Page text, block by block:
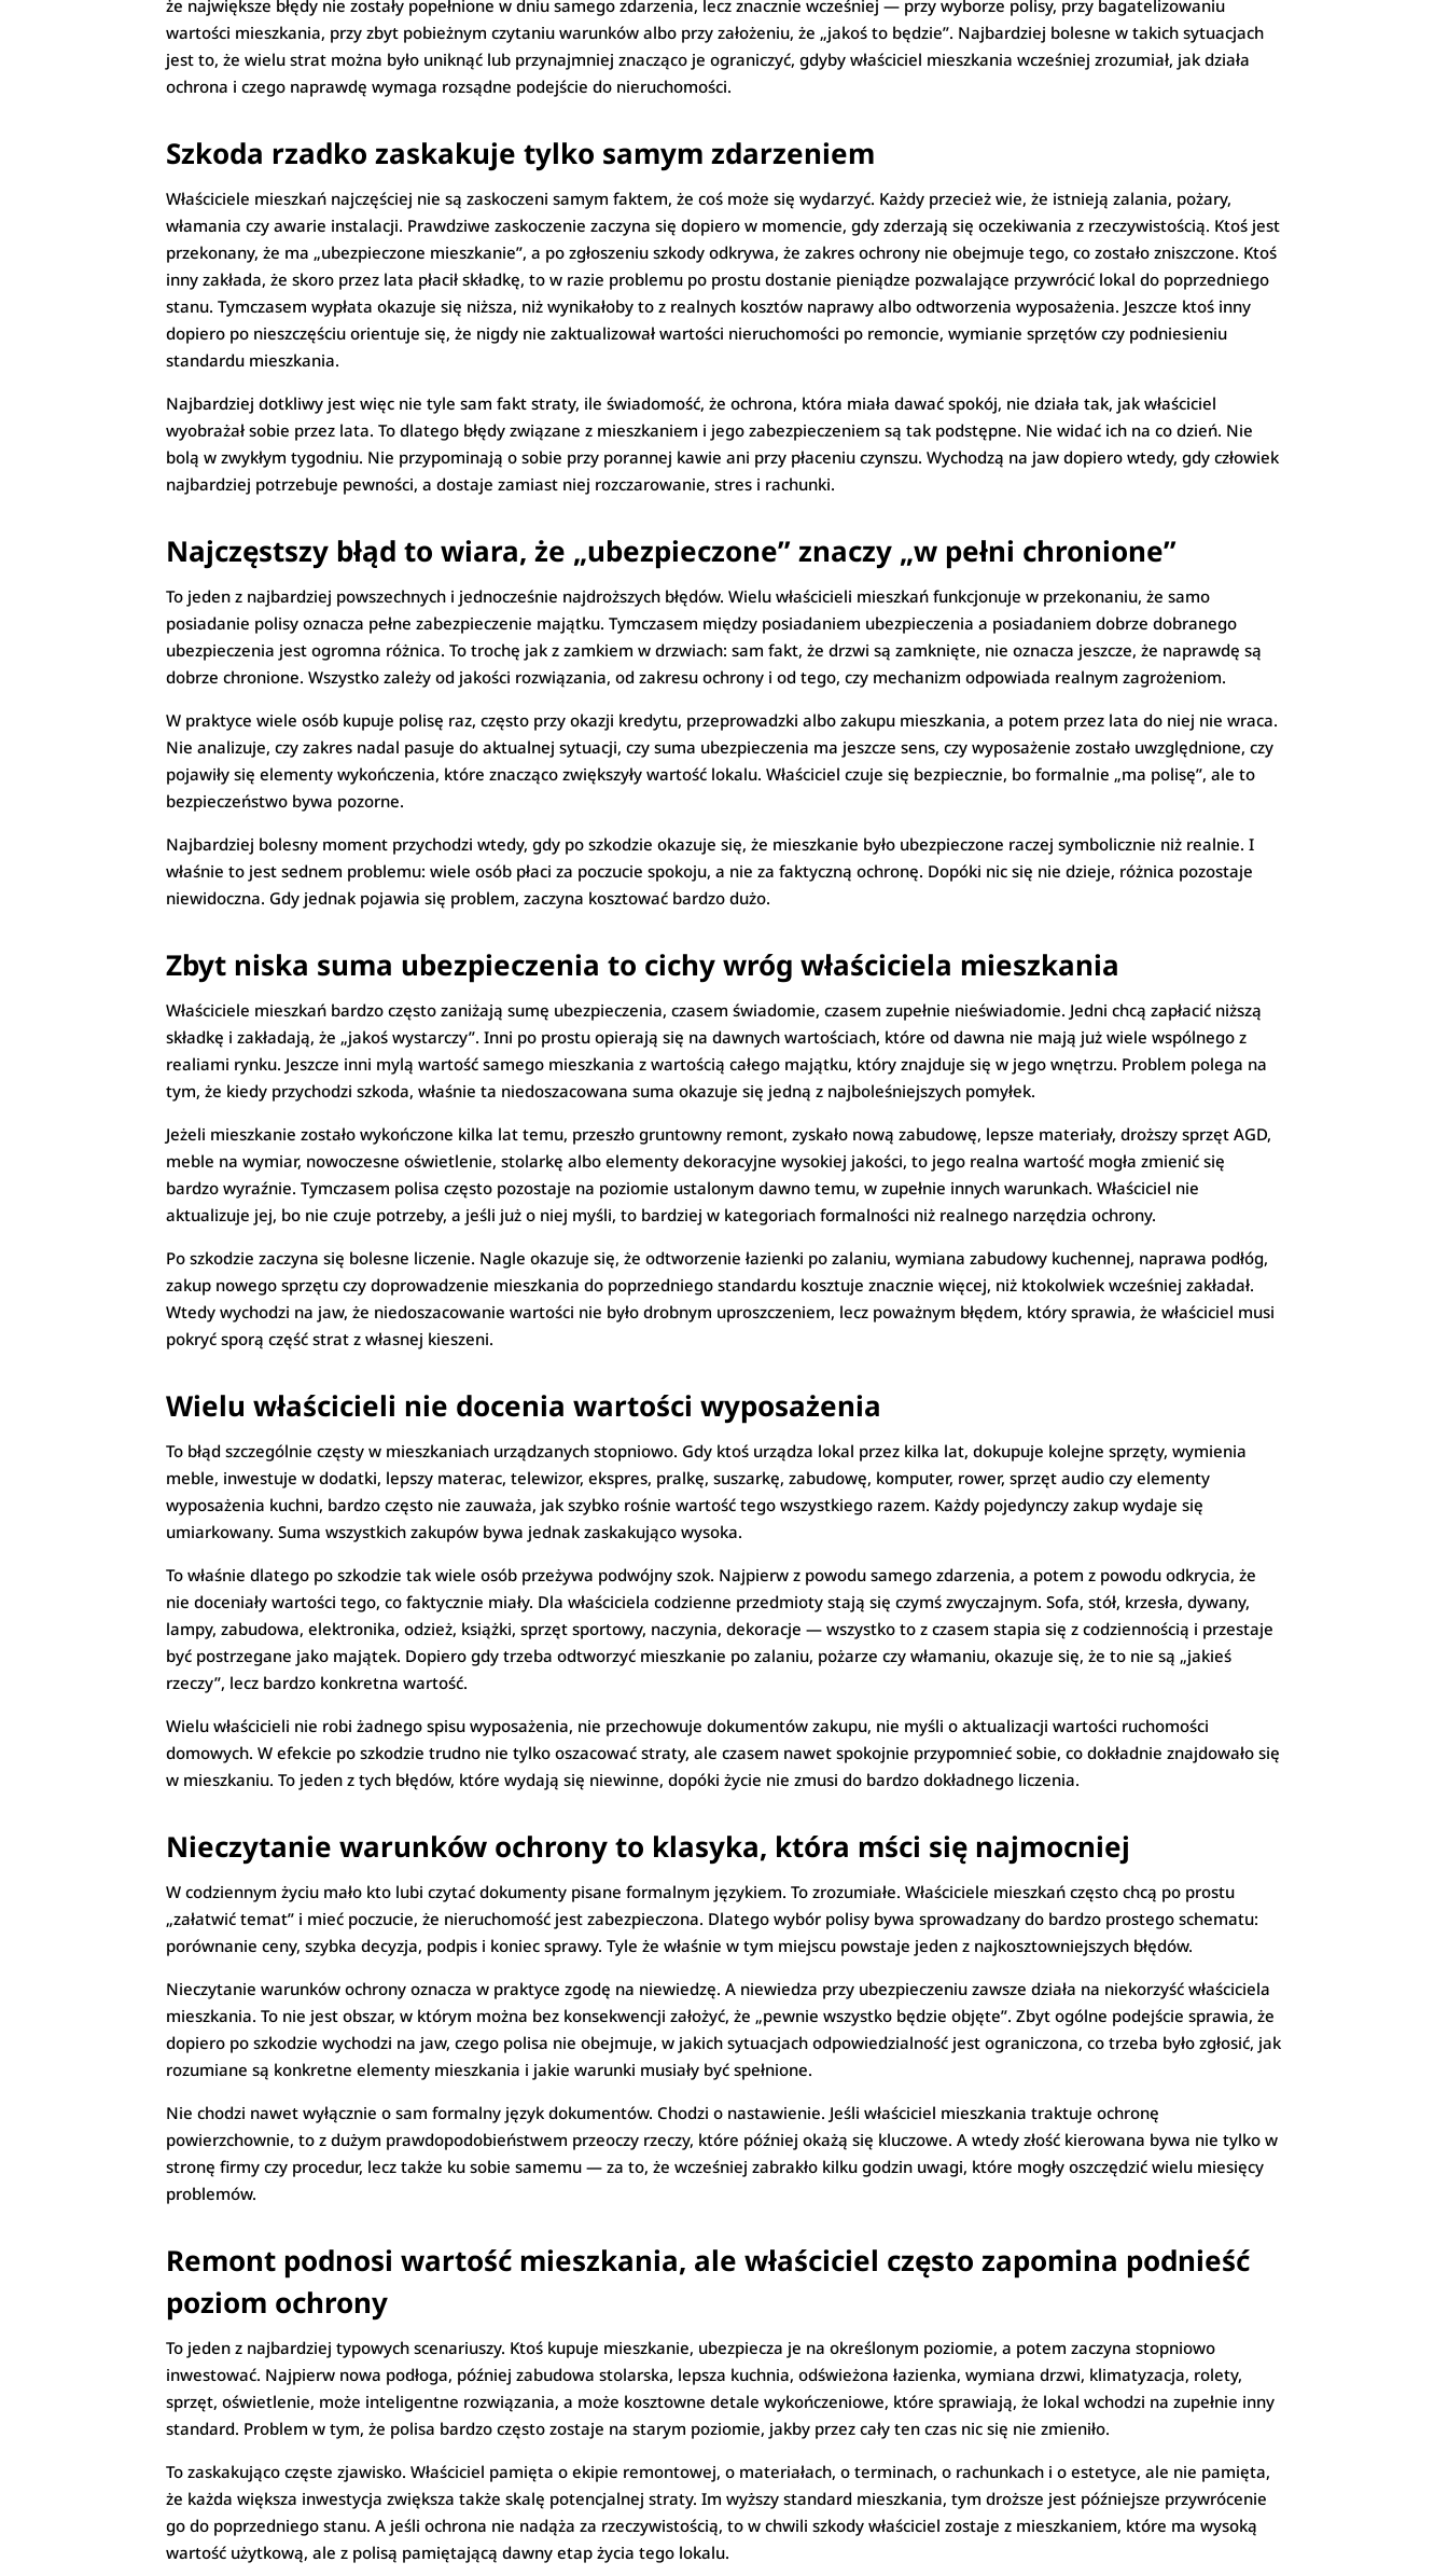
że największe błędy nie zostały popełnione w dniu samego zdarzenia, lecz znacznie wcześniej — przy wyborze polisy, przy bagatelizowaniu
wartości mieszkania, przy zbyt pobieżnym czytaniu warunków albo przy założeniu, że „jakoś to będzie”. Najbardziej bolesne w takich sytuacjach
jest to, że wielu strat można było uniknąć lub przynajmniej znacząco je ograniczyć, gdyby właściciel mieszkania wcześniej zrozumiał, jak działa
ochrona i czego naprawdę wymaga rozsądne podejście do nieruchomości.
Szkoda rzadko zaskakuje tylko samym zdarzeniem
Właściciele mieszkań najczęściej nie są zaskoczeni samym faktem, że coś może się wydarzyć. Każdy przecież wie, że istnieją zalania, pożary,
włamania czy awarie instalacji. Prawdziwe zaskoczenie zaczyna się dopiero w momencie, gdy zderzają się oczekiwania z rzeczywistością. Ktoś jest
przekonany, że ma „ubezpieczone mieszkanie”, a po zgłoszeniu szkody odkrywa, że zakres ochrony nie obejmuje tego, co zostało zniszczone. Ktoś
inny zakłada, że skoro przez lata płacił składkę, to w razie problemu po prostu dostanie pieniądze pozwalające przywrócić lokal do poprzedniego
stanu. Tymczasem wypłata okazuje się niższa, niż wynikałoby to z realnych kosztów naprawy albo odtworzenia wyposażenia. Jeszcze ktoś inny
dopiero po nieszczęściu orientuje się, że nigdy nie zaktualizował wartości nieruchomości po remoncie, wymianie sprzętów czy podniesieniu
standardu mieszkania.
Najbardziej dotkliwy jest więc nie tyle sam fakt straty, ile świadomość, że ochrona, która miała dawać spokój, nie działa tak, jak właściciel
wyobrażał sobie przez lata. To dlatego błędy związane z mieszkaniem i jego zabezpieczeniem są tak podstępne. Nie widać ich na co dzień. Nie
bolą w zwykłym tygodniu. Nie przypominają o sobie przy porannej kawie ani przy płaceniu czynszu. Wychodzą na jaw dopiero wtedy, gdy człowiek
najbardziej potrzebuje pewności, a dostaje zamiast niej rozczarowanie, stres i rachunki.
Najczęstszy błąd to wiara, że „ubezpieczone” znaczy „w pełni chronione”
To jeden z najbardziej powszechnych i jednocześnie najdroższych błędów. Wielu właścicieli mieszkań funkcjonuje w przekonaniu, że samo
posiadanie polisy oznacza pełne zabezpieczenie majątku. Tymczasem między posiadaniem ubezpieczenia a posiadaniem dobrze dobranego
ubezpieczenia jest ogromna różnica. To trochę jak z zamkiem w drzwiach: sam fakt, że drzwi są zamknięte, nie oznacza jeszcze, że naprawdę są
dobrze chronione. Wszystko zależy od jakości rozwiązania, od zakresu ochrony i od tego, czy mechanizm odpowiada realnym zagrożeniom.
W praktyce wiele osób kupuje polisę raz, często przy okazji kredytu, przeprowadzki albo zakupu mieszkania, a potem przez lata do niej nie wraca.
Nie analizuje, czy zakres nadal pasuje do aktualnej sytuacji, czy suma ubezpieczenia ma jeszcze sens, czy wyposażenie zostało uwzględnione, czy
pojawiły się elementy wykończenia, które znacząco zwiększyły wartość lokalu. Właściciel czuje się bezpiecznie, bo formalnie „ma polisę”, ale to
bezpieczeństwo bywa pozorne.
Najbardziej bolesny moment przychodzi wtedy, gdy po szkodzie okazuje się, że mieszkanie było ubezpieczone raczej symbolicznie niż realnie. I
właśnie to jest sednem problemu: wiele osób płaci za poczucie spokoju, a nie za faktyczną ochronę. Dopóki nic się nie dzieje, różnica pozostaje
niewidoczna. Gdy jednak pojawia się problem, zaczyna kosztować bardzo dużo.
Zbyt niska suma ubezpieczenia to cichy wróg właściciela mieszkania
Właściciele mieszkań bardzo często zaniżają sumę ubezpieczenia, czasem świadomie, czasem zupełnie nieświadomie. Jedni chcą zapłacić niższą
składkę i zakładają, że „jakoś wystarczy”. Inni po prostu opierają się na dawnych wartościach, które od dawna nie mają już wiele wspólnego z
realiami rynku. Jeszcze inni mylą wartość samego mieszkania z wartością całego majątku, który znajduje się w jego wnętrzu. Problem polega na
tym, że kiedy przychodzi szkoda, właśnie ta niedoszacowana suma okazuje się jedną z najboleśniejszych pomyłek.
Jeżeli mieszkanie zostało wykończone kilka lat temu, przeszło gruntowny remont, zyskało nową zabudowę, lepsze materiały, droższy sprzęt AGD,
meble na wymiar, nowoczesne oświetlenie, stolarkę albo elementy dekoracyjne wysokiej jakości, to jego realna wartość mogła zmienić się
bardzo wyraźnie. Tymczasem polisa często pozostaje na poziomie ustalonym dawno temu, w zupełnie innych warunkach. Właściciel nie
aktualizuje jej, bo nie czuje potrzeby, a jeśli już o niej myśli, to bardziej w kategoriach formalności niż realnego narzędzia ochrony.
Po szkodzie zaczyna się bolesne liczenie. Nagle okazuje się, że odtworzenie łazienki po zalaniu, wymiana zabudowy kuchennej, naprawa podłóg,
zakup nowego sprzętu czy doprowadzenie mieszkania do poprzedniego standardu kosztuje znacznie więcej, niż ktokolwiek wcześniej zakładał.
Wtedy wychodzi na jaw, że niedoszacowanie wartości nie było drobnym uproszczeniem, lecz poważnym błędem, który sprawia, że właściciel musi
pokryć sporą część strat z własnej kieszeni.
Wielu właścicieli nie docenia wartości wyposażenia
To błąd szczególnie częsty w mieszkaniach urządzanych stopniowo. Gdy ktoś urządza lokal przez kilka lat, dokupuje kolejne sprzęty, wymienia
meble, inwestuje w dodatki, lepszy materac, telewizor, ekspres, pralkę, suszarkę, zabudowę, komputer, rower, sprzęt audio czy elementy
wyposażenia kuchni, bardzo często nie zauważa, jak szybko rośnie wartość tego wszystkiego razem. Każdy pojedynczy zakup wydaje się
umiarkowany. Suma wszystkich zakupów bywa jednak zaskakująco wysoka.
To właśnie dlatego po szkodzie tak wiele osób przeżywa podwójny szok. Najpierw z powodu samego zdarzenia, a potem z powodu odkrycia, że
nie doceniały wartości tego, co faktycznie miały. Dla właściciela codzienne przedmioty stają się czymś zwyczajnym. Sofa, stół, krzesła, dywany,
lampy, zabudowa, elektronika, odzież, książki, sprzęt sportowy, naczynia, dekoracje — wszystko to z czasem stapia się z codziennością i przestaje
być postrzegane jako majątek. Dopiero gdy trzeba odtworzyć mieszkanie po zalaniu, pożarze czy włamaniu, okazuje się, że to nie są „jakieś
rzeczy”, lecz bardzo konkretna wartość.
Wielu właścicieli nie robi żadnego spisu wyposażenia, nie przechowuje dokumentów zakupu, nie myśli o aktualizacji wartości ruchomości
domowych. W efekcie po szkodzie trudno nie tylko oszacować straty, ale czasem nawet spokojnie przypomnieć sobie, co dokładnie znajdowało się
w mieszkaniu. To jeden z tych błędów, które wydają się niewinne, dopóki życie nie zmusi do bardzo dokładnego liczenia.
Nieczytanie warunków ochrony to klasyka, która mści się najmocniej
W codziennym życiu mało kto lubi czytać dokumenty pisane formalnym językiem. To zrozumiałe. Właściciele mieszkań często chcą po prostu
„załatwić temat” i mieć poczucie, że nieruchomość jest zabezpieczona. Dlatego wybór polisy bywa sprowadzany do bardzo prostego schematu:
porównanie ceny, szybka decyzja, podpis i koniec sprawy. Tyle że właśnie w tym miejscu powstaje jeden z najkosztowniejszych błędów.
Nieczytanie warunków ochrony oznacza w praktyce zgodę na niewiedzę. A niewiedza przy ubezpieczeniu zawsze działa na niekorzyść właściciela
mieszkania. To nie jest obszar, w którym można bez konsekwencji założyć, że „pewnie wszystko będzie objęte”. Zbyt ogólne podejście sprawia, że
dopiero po szkodzie wychodzi na jaw, czego polisa nie obejmuje, w jakich sytuacjach odpowiedzialność jest ograniczona, co trzeba było zgłosić, jak
rozumiane są konkretne elementy mieszkania i jakie warunki musiały być spełnione.
Nie chodzi nawet wyłącznie o sam formalny język dokumentów. Chodzi o nastawienie. Jeśli właściciel mieszkania traktuje ochronę
powierzchownie, to z dużym prawdopodobieństwem przeoczy rzeczy, które później okażą się kluczowe. A wtedy złość kierowana bywa nie tylko w
stronę firmy czy procedur, lecz także ku sobie samemu — za to, że wcześniej zabrakło kilku godzin uwagi, które mogły oszczędzić wielu miesięcy
problemów.
Remont podnosi wartość mieszkania, ale właściciel często zapomina podnieść
poziom ochrony
To jeden z najbardziej typowych scenariuszy. Ktoś kupuje mieszkanie, ubezpiecza je na określonym poziomie, a potem zaczyna stopniowo
inwestować. Najpierw nowa podłoga, później zabudowa stolarska, lepsza kuchnia, odświeżona łazienka, wymiana drzwi, klimatyzacja, rolety,
sprzęt, oświetlenie, może inteligentne rozwiązania, a może kosztowne detale wykończeniowe, które sprawiają, że lokal wchodzi na zupełnie inny
standard. Problem w tym, że polisa bardzo często zostaje na starym poziomie, jakby przez cały ten czas nic się nie zmieniło.
To zaskakująco częste zjawisko. Właściciel pamięta o ekipie remontowej, o materiałach, o terminach, o rachunkach i o estetyce, ale nie pamięta,
że każda większa inwestycja zwiększa także skalę potencjalnej straty. Im wyższy standard mieszkania, tym droższe jest późniejsze przywrócenie
go do poprzedniego stanu. A jeśli ochrona nie nadąża za rzeczywistością, to w chwili szkody właściciel zostaje z mieszkaniem, które ma wysoką
wartość użytkową, ale z polisą pamiętającą dawny etap życia tego lokalu.